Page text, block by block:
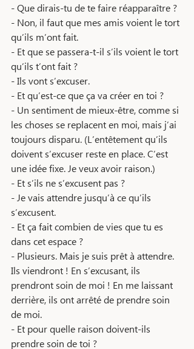
- Que dirais-tu de te faire réapparaître ?
- Non, il faut que mes amis voient le tort
qu’ils m’ont fait.
- Et que se passera-t-il s’ils voient le tort
qu’ils t’ont fait ?
- Ils vont s’excuser.
- Et qu’est-ce que ça va créer en toi ?
- Un sentiment de mieux-être, comme si
les choses se replacent en moi, mais j’ai
toujours disparu. (L’entêtement qu’ils
doivent s’excuser reste en place. C’est
une idée fixe. Je veux avoir raison.)
- Et s’ils ne s’excusent pas ?
- Je vais attendre jusqu’à ce qu’ils
s’excusent.
- Et ça fait combien de vies que tu es
dans cet espace ?
- Plusieurs. Mais je suis prêt à attendre.
Ils viendront ! En s’excusant, ils
prendront soin de moi ! En me laissant
derrière, ils ont arrêté de prendre soin
de moi.
- Et pour quelle raison doivent-ils
prendre soin de toi ?